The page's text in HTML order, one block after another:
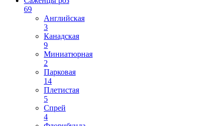
69
Английская
3
Канадская
9
Миниатюрная
2
Парковая
14
Плетистая
5
Спрей
4